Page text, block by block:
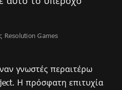
Resolution Games
γνωστές περαιτέρω
Η πρόσφατη επιτυχία